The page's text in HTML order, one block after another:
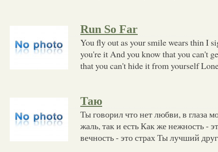
Run So Far
You fly out as your smile wears thin I
you're it And you know that you can't
that you can't hide it from yourself
Таю
Ты говорил что нет любви, в глаза
жаль, так и есть Как же нежность -
вечность - это страх Ты лучший